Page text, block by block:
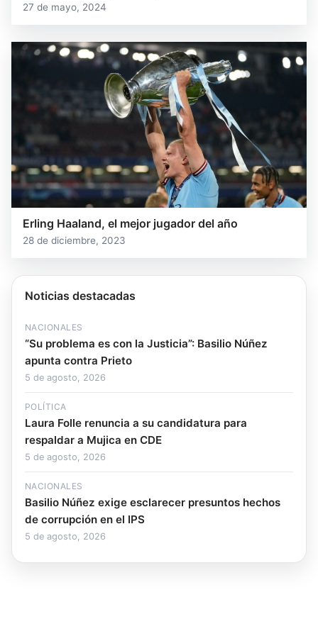
27 de mayo, 2024
Erling Haaland, el mejor jugador del año
28 de diciembre, 2023
Noticias destacadas
NACIONALES
“Su problema es con la Justicia”: Basilio Núñez
apunta contra Prieto
5 de agosto, 2026
POLÍTICA
Laura Folle renuncia a su candidatura para
respaldar a Mujica en CDE
5 de agosto, 2026
NACIONALES
Basilio Núñez exige esclarecer presuntos hechos
de corrupción en el IPS
5 de agosto, 2026